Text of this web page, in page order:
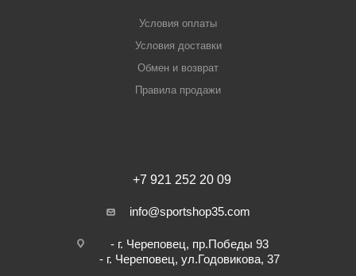
Условия оплаты
Условия доставки
Обмен и возврат
Правила продажи
+7 921 252 20 09
info@sportshop35.com
- г. Череповец, пр.Победы 93
- г. Череповец, ул.Годовикова, 37